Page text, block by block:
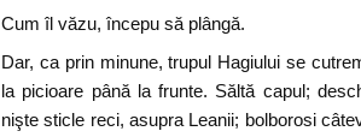
Cum îl văzu, începu să plângă.
Dar, ca prin minune, trupul Hagiului se
la picioare până la frunte. Săltă capul;
nişte sticle reci, asupra Leanii; bolborosi